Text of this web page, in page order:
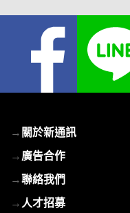
→關於新通訊
→廣告合作
→聯絡我們
→人才招募